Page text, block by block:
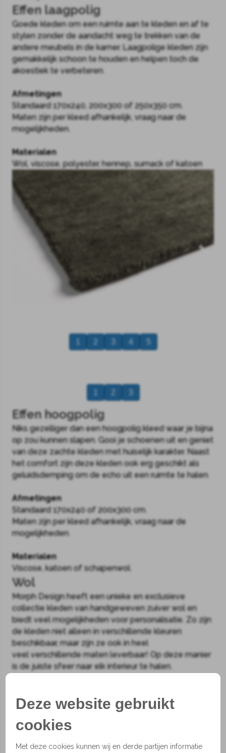
Effen laagpolig
Goede kleden om een ruimte aan te kleden en af te
stylen zonder de aandacht weg te trekken van de
andere meubels in de kamer. Laagpolige kleden zijn
gemakkelijk schoon te houden en helpen toch de
akoestiek te verbeteren.
Afmetingen
Standaard 170x240, 200x300 of 250x350 cm.
Maten zijn per kleed afhankelijk, vraag naar de
mogelijkheden.
Materialen
Wol, viscose, polyester, hennep, sumack of katoen
4
Effen hoogpolig
Niks gezelliger dan een hoogpolig kleed waar je bijna
op zou kunnen slapen. Gooi je schoenen uit en geniet
van deze zachte kleden met huiselijk karakter. Naast
het comfort zijn deze kleden ook erg geschikt als
geluidsdemping om de echo uit een ruimte te halen.
Afmetingen
Standaard 170x240 of 200x300 cm.
Maten zijn per kleed afhankelijk, vraag naar de
mogelijkheden.
Materialen
Viscose, katoen of schapenwol.
Wol
Morph Design heeft een unieke en exclusieve
collectie kleden van handgeweven zuiver wol en
biedt veel mogelijkheden voor personalisatie. Zo zijn
de kleden niet alleen in verschillende kleuren
beschikbaar, maar zijn ze ook in heel
veel verschillende maten leverbaar! Op deze manier
is de juiste sfeer naar elk interieur te halen.
Standaard 170x240 of 200x300 cm.
Maten zijn per kleed afhankelijk, vraag naar de
mogelijkheden.
Materiaal
Deze website gebruikt
cookies
Met deze cookies kunnen wij en derde partijen informatie